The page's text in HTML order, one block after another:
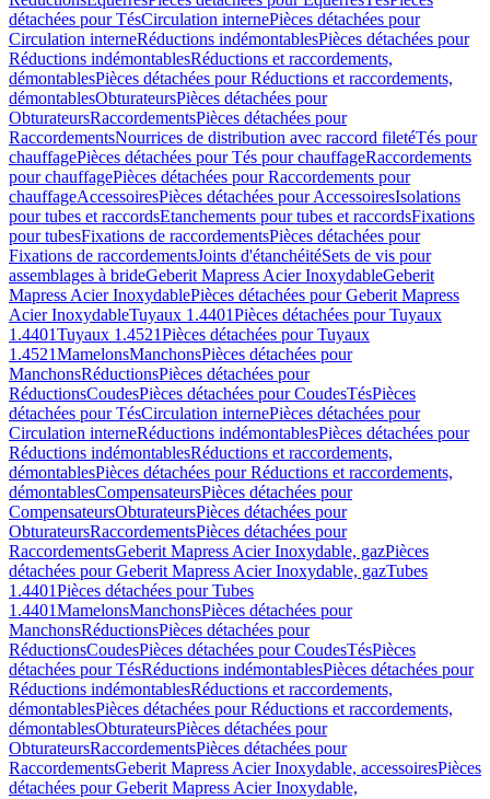
détachées pour TésCirculation internePièces détachées pour
Circulation interneRéductions indémontablesPièces détachées pour
Réductions indémontablesRéductions et raccordements,
démontablesPièces détachées pour Réductions et raccordements,
démontablesObturateursPièces détachées pour
ObturateursRaccordementsPièces détachées pour
RaccordementsNourrices de distribution avec raccord filetéTés pour
chauffagePièces détachées pour Tés pour chauffageRaccordements
pour chauffagePièces détachées pour Raccordements pour
chauffageAccessoiresPièces détachées pour AccessoiresIsolations
pour tubes et raccordsEtanchements pour tubes et raccordsFixations
pour tubesFixations de raccordementsPièces détachées pour
Fixations de raccordementsJoints d'étanchéitéSets de vis pour
assemblages à brideGeberit Mapress Acier InoxydableGeberit
Mapress Acier InoxydablePièces détachées pour Geberit Mapress
Acier InoxydableTuyaux 1.4401Pièces détachées pour Tuyaux
1.4401Tuyaux 1.4521Pièces détachées pour Tuyaux
1.4521MamelonsManchonsPièces détachées pour
ManchonsRéductionsPièces détachées pour
RéductionsCoudesPièces détachées pour CoudesTésPièces
détachées pour TésCirculation internePièces détachées pour
Circulation interneRéductions indémontablesPièces détachées pour
Réductions indémontablesRéductions et raccordements,
démontablesPièces détachées pour Réductions et raccordements,
démontablesCompensateursPièces détachées pour
CompensateursObturateursPièces détachées pour
ObturateursRaccordementsPièces détachées pour
RaccordementsGeberit Mapress Acier Inoxydable, gazPièces
détachées pour Geberit Mapress Acier Inoxydable, gazTubes
1.4401Pièces détachées pour Tubes
1.4401MamelonsManchonsPièces détachées pour
ManchonsRéductionsPièces détachées pour
RéductionsCoudesPièces détachées pour CoudesTésPièces
détachées pour TésRéductions indémontablesPièces détachées pour
Réductions indémontablesRéductions et raccordements,
démontablesPièces détachées pour Réductions et raccordements,
démontablesObturateursPièces détachées pour
ObturateursRaccordementsPièces détachées pour
RaccordementsGeberit Mapress Acier Inoxydable, accessoiresPièces
détachées pour Geberit Mapress Acier Inoxydable,